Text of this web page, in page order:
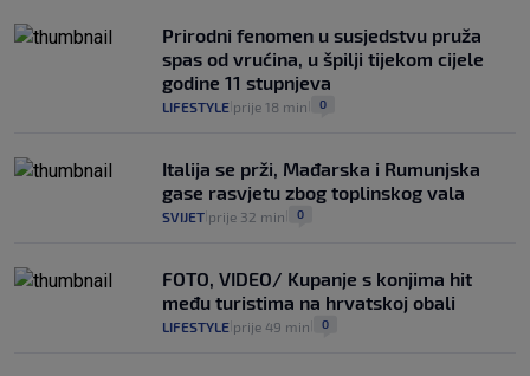
Prirodni fenomen u susjedstvu pruža
spas od vrućina, u špilji tijekom cijele
godine 11 stupnjeva
LIFESTYLE prije 18 min 0
Italija se prži, Mađarska i Rumunjska
gase rasvjetu zbog toplinskog vala
SVIJET prije 32 min 0
FOTO, VIDEO/ Kupanje s konjima hit
među turistima na hrvatskoj obali
LIFESTYLE prije 49 min 0